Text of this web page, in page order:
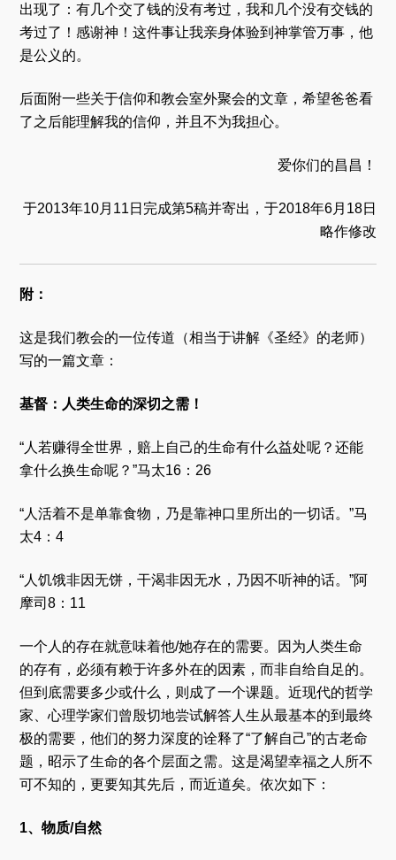
出现了：有几个交了钱的没有考过，我和几个没有交钱的
考过了！感谢神！这件事让我亲身体验到神掌管万事，他
是公义的。
后面附一些关于信仰和教会室外聚会的文章，希望爸爸看
了之后能理解我的信仰，并且不为我担心。
爱你们的昌昌！
于2013年10月11日完成第5稿并寄出，于2018年6月18日
略作修改
附：
这是我们教会的一位传道（相当于讲解《圣经》的老师）
写的一篇文章：
基督：人类生命的深切之需！
“人若赚得全世界，赔上自己的生命有什么益处呢？还能
拿什么换生命呢？”马太16：26
“人活着不是单靠食物，乃是靠神口里所出的一切话。”马
太4：4
“人饥饿非因无饼，干渴非因无水，乃因不听神的话。”阿
摩司8：11
一个人的存在就意味着他/她存在的需要。因为人类生命
的存有，必须有赖于许多外在的因素，而非自给自足的。
但到底需要多少或什么，则成了一个课题。近现代的哲学
家、心理学家们曾殷切地尝试解答人生从最基本的到最终
极的需要，他们的努力深度的诠释了“了解自己”的古老命
题，昭示了生命的各个层面之需。这是渴望幸福之人所不
可不知的，更要知其先后，而近道矣。依次如下：
1、物质/自然